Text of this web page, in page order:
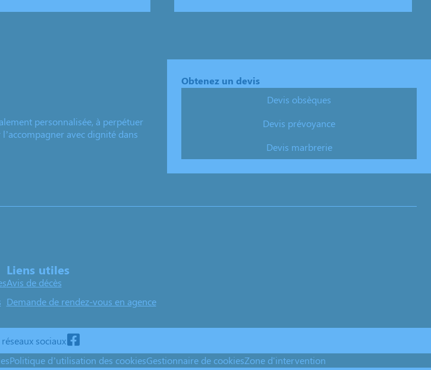
personnalisée, à perpétuer
avec dignité dans
Obtenez un devis
Devis obsèques
Devis prévoyance
Devis marbrerie
Liens utiles
Avis de décès
Demande de rendez-vous en agence
sociaux
Politique d’utilisation des cookiesGestionnaire de cookiesZone d'intervention